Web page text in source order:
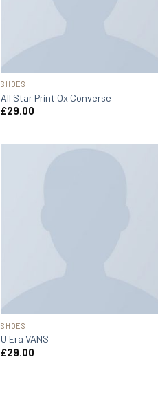
SHOES
All Star Print Ox Converse
£29.00
SHOES
U Era VANS
£29.00